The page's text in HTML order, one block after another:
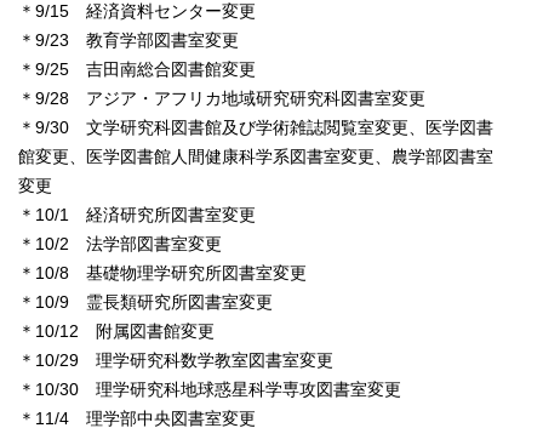
＊9/15 経済資料センター変更
＊9/23 教育学部図書室変更
＊9/25 吉田南総合図書館変更
＊9/28 アジア・アフリカ地域研究研究科図書室変更
＊9/30 文学研究科図書館及び学術雑誌閲覧室変更、医学図書
館変更、医学図書館人間健康科学系図書室変更、農学部図書室
変更
＊10/1 経済研究所図書室変更
＊10/2 法学部図書室変更
＊10/8 基礎物理学研究所図書室変更
＊10/9 霊長類研究所図書室変更
＊10/12 附属図書館変更
＊10/29 理学研究科数学教室図書室変更
＊10/30 理学研究科地球惑星科学専攻図書室変更
＊11/4 理学部中央図書室変更